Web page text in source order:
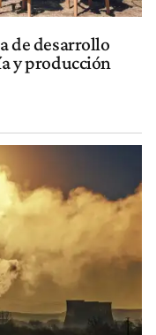
de desarrollo
y producción